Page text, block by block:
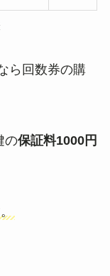
ら回数券の購
の保証料1000円